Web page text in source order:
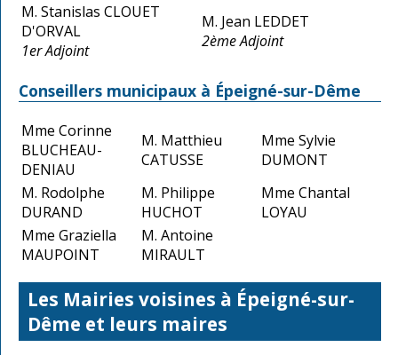
M. Stanislas CLOUET
D'ORVAL
1er Adjoint
M. Jean LEDDET
2ème Adjoint
Conseillers municipaux à Épeigné-sur-Dême
Mme Corinne
BLUCHEAU-
DENIAU
M. Matthieu
CATUSSE
Mme Sylvie
DUMONT
M. Rodolphe
DURAND
M. Philippe
HUCHOT
Mme Chantal
LOYAU
Mme Graziella
MAUPOINT
M. Antoine
MIRAULT
Les Mairies voisines à Épeigné-sur-
Dême et leurs maires